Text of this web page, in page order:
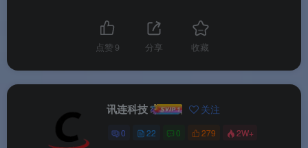
多语 + 中文原生：讯连老牌厂商，简中/繁中/
英/日/韩通吃，国内用户无门槛。
点赞 9 分享 收藏
讯连科技 关注
0 22 0 279 2W+